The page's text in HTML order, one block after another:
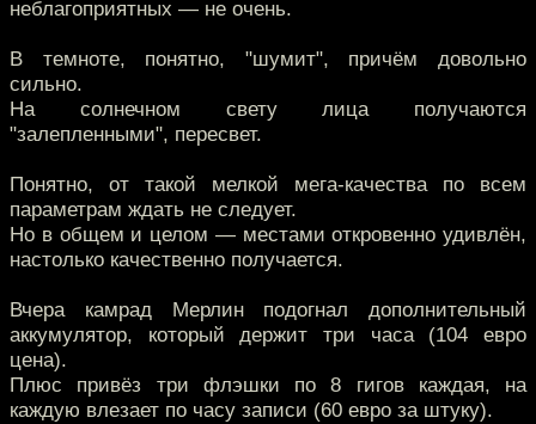
неблагоприятных — не очень.
В темноте, понятно, "шумит", причём довольно
сильно.
На солнечном свету лица получаются
"залепленными", пересвет.
Понятно, от такой мелкой мега-качества по всем
параметрам ждать не следует.
Но в общем и целом — местами откровенно удивлён,
настолько качественно получается.
Вчера камрад Мерлин подогнал дополнительный
аккумулятор, который держит три часа (104 евро
цена).
Плюс привёз три флэшки по 8 гигов каждая, на
каждую влезает по часу записи (60 евро за штуку).